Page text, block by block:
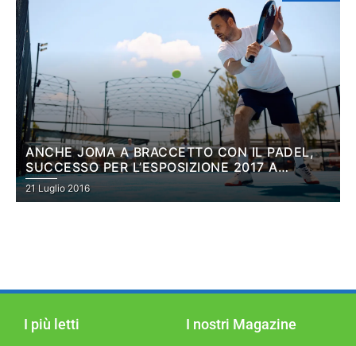
ANCHE JOMA A BRACCETTO CON IL PADEL,
SUCCESSO PER L’ESPOSIZIONE 2017 A
FIUMICINO
21 Luglio 2016
I più letti
I nostri Magazine